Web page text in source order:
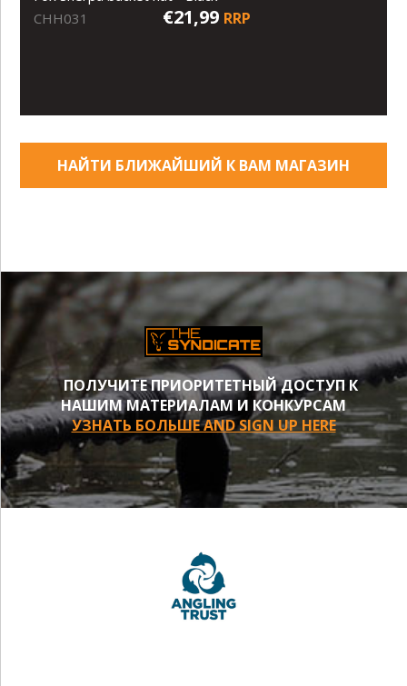
CHH031
€21,99 RRP
НАЙТИ БЛИЖАЙШИЙ К ВАМ МАГАЗИН
ПОЛУЧИТЕ ПРИОРИТЕТНЫЙ ДОСТУП К
НАШИМ МАТЕРИАЛАМ И КОНКУРСАМ
УЗНАТЬ БОЛЬШЕ AND SIGN UP HERE